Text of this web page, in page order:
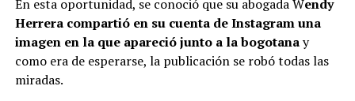
Como se lo dije a ella, tal vez
en algunas vainas no
compaginamos, se acabó lo
En esta oportunidad, se conoció que su abogada Wendy
Herrera compartió en su cuenta de Instagram una
imagen en la que apareció junto a la bogotanay
como era de esperarse, la publicación se robó todas las
miradas.